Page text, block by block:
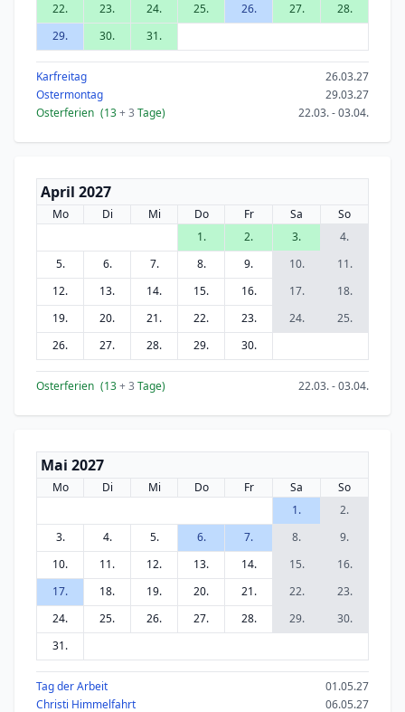
22.
23. 24. 25. 26. 27.
28.
29.
30. 31.
Karfreitag
26.03.27
Ostermontag
29.03.27
Osterferien (13+ 3 Tage) 22.03. - 03.04.
April 2027
Mo Di Mi Do Fr Sa
So
1.
2. 3.
4.
5.
6. 7. 8. 9. 10.
11.
12.
13. 14. 15. 16. 17.
18.
19.
20. 21. 22. 23. 24.
25.
26.
27. 28. 29. 30.
Osterferien (13+ 3 Tage) 22.03. - 03.04.
Mai 2027
Mo Di Mi Do Fr Sa
So
1.
2.
3.
4. 5. 6. 7. 8.
9.
10.
11. 12. 13. 14. 15.
16.
17.
18. 19. 20. 21. 22.
23.
24.
25. 26. 27. 28. 29.
30.
31.
Tag der Arbeit
01.05.27
Christi Himmelfahrt
06.05.27